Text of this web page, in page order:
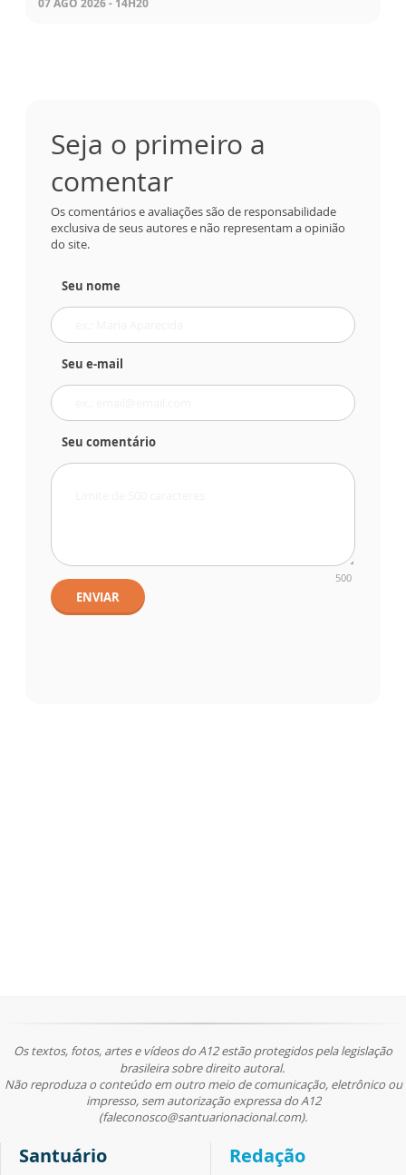
07 AGO 2026 - 14H20
Seja o primeiro a
comentar
Os comentários e avaliações são de responsabilidade
exclusiva de seus autores e não representam a opinião
do site.
Seu nome
Seu e-mail
Seu comentário
500
ENVIAR
Os textos, fotos, artes e vídeos do A12 estão protegidos pela legislação
brasileira sobre direito autoral.
Não reproduza o conteúdo em outro meio de comunicação, eletrônico ou
impresso, sem autorização expressa do A12
(faleconosco@santuarionacional.com).
Santuário Redação